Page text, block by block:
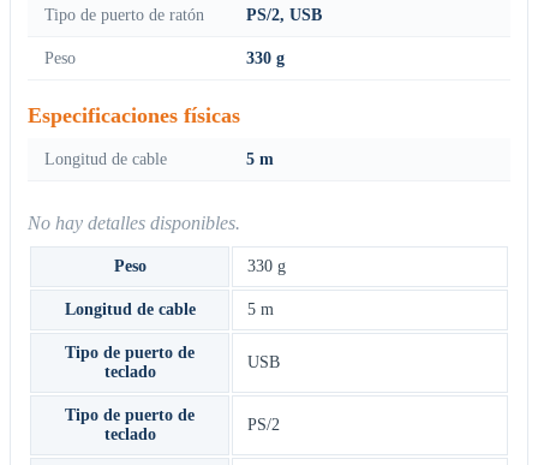
Tipo de puerto de ratón PS/2, USB
Peso 330 g
Especificaciones físicas
Longitud de cable 5 m
No hay detalles disponibles.
Peso 330 g
Longitud de cable 5 m
Tipo de puerto de
teclado
USB
Tipo de puerto de
teclado
PS/2